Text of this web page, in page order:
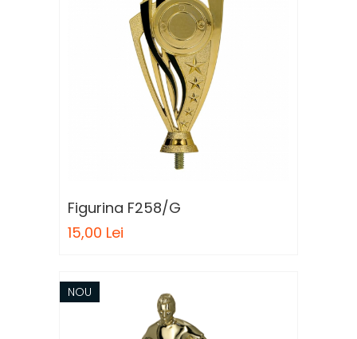
Figurina F258/G
15,00 Lei
NOU